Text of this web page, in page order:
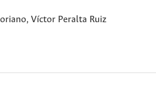
Víctor Peralta Ruiz